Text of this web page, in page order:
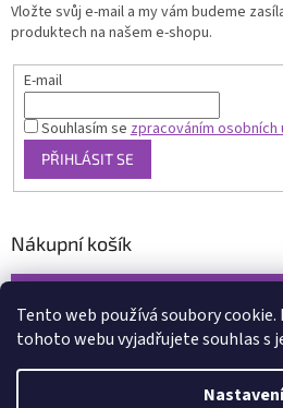
Tento web používá soubory
tohoto webu vyjadřujete souhlas s
Nastavení
Vložte svůj e-mail a my vám budeme
produktech na našem e-shopu.
E-mail
Souhlasím sezpracováním osobních
PŘIHLÁSIT SE
Nákupní košík
Vytvořil